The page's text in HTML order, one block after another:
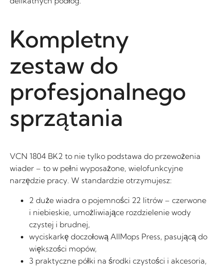
Kompletny
zestaw do
profesjonalnego
sprzątania
VCN 1804 BK2 to nie tylko podstawa do przewożenia
wiader – to w pełni wyposażone, wielofunkcyjne
narzędzie pracy. W standardzie otrzymujesz:
2 duże wiadra o pojemności 22 litrów – czerwone
i niebieskie, umożliwiające rozdzielenie wody
czystej i brudnej,
wyciskarkę doczołową AllMops Press, pasującą do
większości mopów,
3 praktyczne półki na środki czystości i akcesoria,